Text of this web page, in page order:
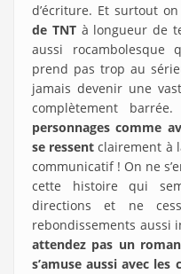
d’écriture. Et surtout on
de TNT à longueur de
aussi
prend pas trop au
jamais devenir une
complètement barrée.
personnages comme
se ressentclairement à
communicatif ! On ne
cette histoire qui
directions et ne
rebondissements aussi
attendez pas un
s’amuse aussi avec les